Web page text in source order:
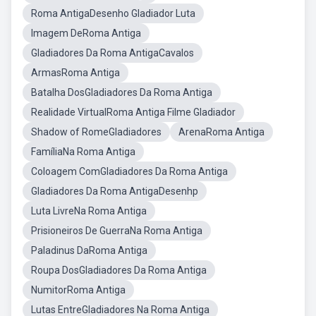
Roma AntigaDesenho Gladiador Luta
Imagem DeRoma Antiga
Gladiadores Da Roma AntigaCavalos
ArmasRoma Antiga
Batalha DosGladiadores Da Roma Antiga
Realidade VirtualRoma Antiga Filme Gladiador
Shadow of RomeGladiadores
ArenaRoma Antiga
FamíliaNa Roma Antiga
Coloagem ComGladiadores Da Roma Antiga
Gladiadores Da Roma AntigaDesenhp
Luta LivreNa Roma Antiga
Prisioneiros De GuerraNa Roma Antiga
Paladinus DaRoma Antiga
Roupa DosGladiadores Da Roma Antiga
NumitorRoma Antiga
Lutas EntreGladiadores Na Roma Antiga